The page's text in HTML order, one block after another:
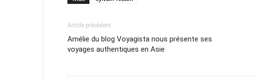
Article précédent
Amélie du blog Voyagista nous présente ses
voyages authentiques en Asie